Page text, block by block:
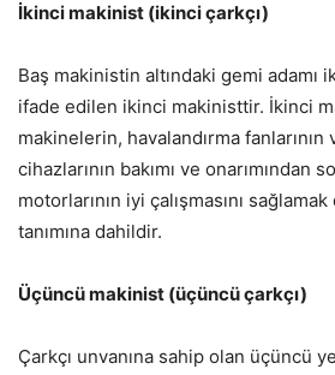
İkinci makinist (ikinci çarkçı)
Baş makinistin altındaki gemi adamı
ifade edilen ikinci makinisttir. İkinci
makinelerin, havalandırma
cihazlarının bakımı ve onarımından
motorlarının iyi çalışmasını
tanımına dahildir.
Üçüncü makinist (üçüncü çarkçı)
Çarkçı unvanına sahip olan üçüncü